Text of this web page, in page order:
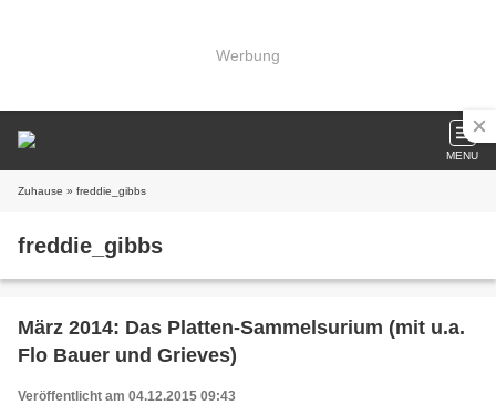
Werbung
MENU
Zuhause » freddie_gibbs
freddie_gibbs
März 2014: Das Platten-Sammelsurium (mit u.a.
Flo Bauer und Grieves)
Veröffentlicht am 04.12.2015 09:43